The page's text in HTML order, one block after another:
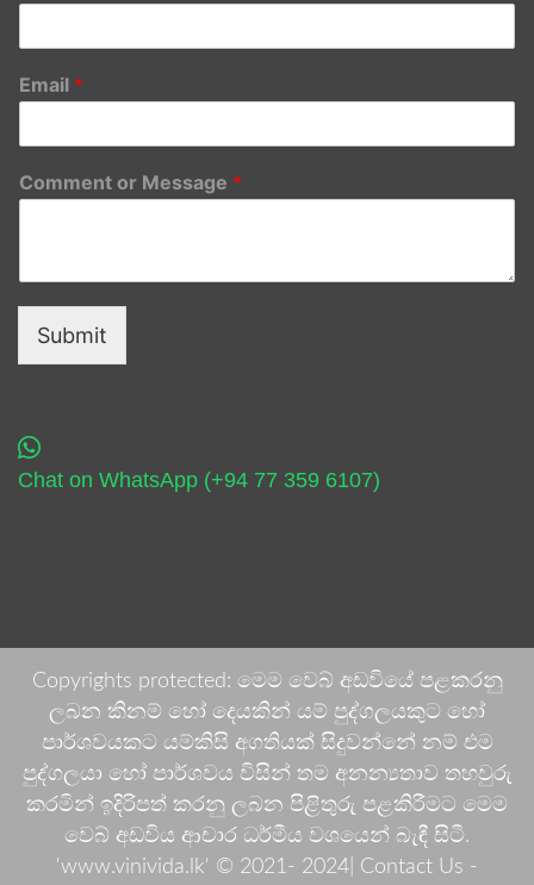
Email *
Comment or Message *
Submit
Chat on WhatsApp (+94 77 359 6107)
Copyrights protected: මෙම වෙබ් අඩවියේ පළකරනු
ලබන කිනම් හෝ දෙයකින් යම් පුද්ගලයකුට හෝ
පාර්ශවයකට යම්කිසි අගතියක් සිදුවන්නේ නම් එම
පුද්ගලයා හෝ පාර්ශවය විසින් තම අනන්‍යතාව තහවුරු
කරමින් ඉදිරිපත් කරනු ලබන පිළිතුරු පළකිරීමට මෙම
වෙබ් අඩවිය ආචාර ධර්මීය වශයෙන් බැඳී සිටී.
'www.vinivida.lk' © 2021- 2024| Contact Us -